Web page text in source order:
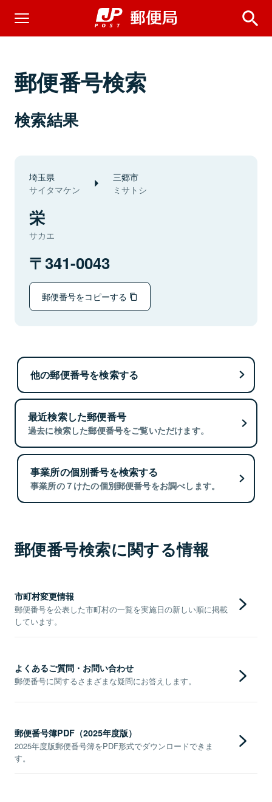
郵便番号検索
検索結果
埼玉県
サイタマケン
三郷市
ミサトシ
栄
サカエ
341-0043
郵便番号をコピーする
他の郵便番号を検索する
最近検索した郵便番号
過去に検索した郵便番号をご覧いただけます。
事業所の個別番号を検索する
事業所の７けたの個別郵便番号をお調べします。
郵便番号検索に関する情報
市町村変更情報
郵便番号を公表した市町村の一覧を実施日の新しい順に掲載
しています。
よくあるご質問・お問い合わせ
郵便番号に関するさまざまな疑問にお答えします。
郵便番号簿PDF（2025年度版）
2025年度版郵便番号簿をPDF形式でダウンロードできま
す。